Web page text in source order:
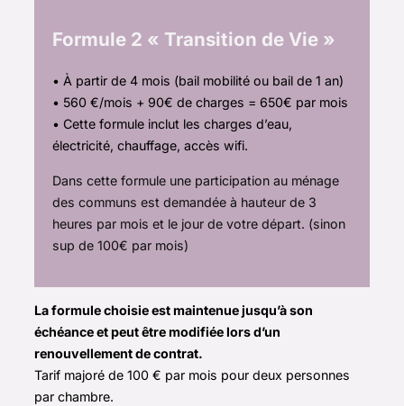
Formule 2 « Transition de Vie »
• À partir de 4 mois (bail mobilité ou bail de 1 an)
• 560 €/mois + 90€ de charges = 650€ par mois
• Cette formule inclut les charges d’eau,
électricité, chauffage, accès wifi.
Dans cette formule une participation au ménage
des communs est demandée à hauteur de 3
heures par mois et le jour de votre départ. (sinon
sup de 100€ par mois)
La formule choisie est maintenue jusqu’à son
échéance et peut être modifiée lors d’un
renouvellement de contrat.
Tarif majoré de 100 € par mois pour deux personnes
par chambre.